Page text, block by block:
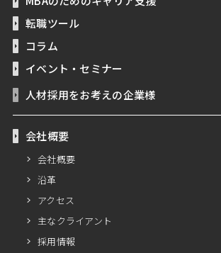
転職ツール
コラム
イベント・セミナー
人材採用をお考えの企業様
会社概要
会社概要
沿革
アクセス
主なクライアント
採用情報